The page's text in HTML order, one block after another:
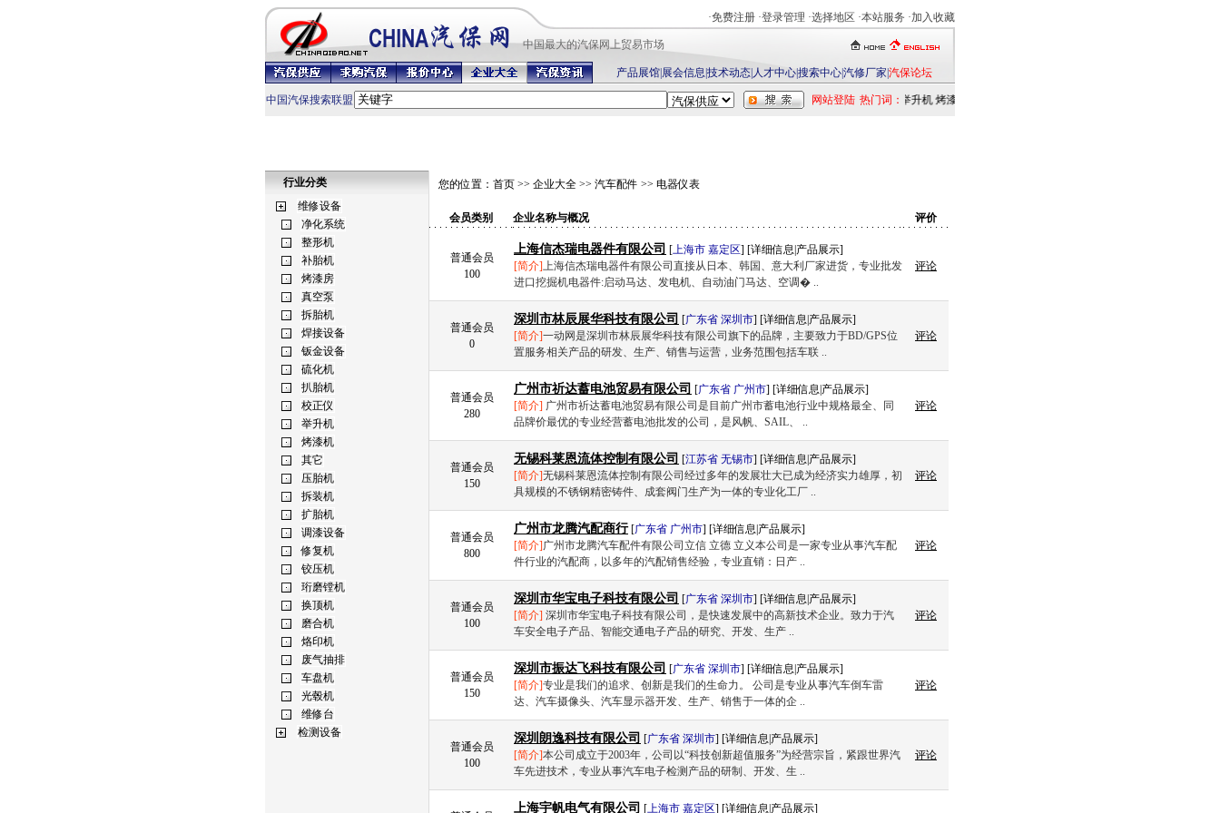
中国最
·免费注册 ·登录管理 ·选择地区 ·本站服务 ·加入收藏
大的汽保网上贸易市场
产品展馆| 展会信息 技术动态| 人才中心|搜索中心|汽修厂家 汽保论坛
中国汽保搜索联盟 网站登陆 热门词：举升机 烤漆房
行业分类 您的位置： 首页 >> 企业大全 >> 汽车配件 >> 电器仪表
会员类别 企业名称与概况 评价
普通会员
100
上海信杰瑞电器件有限公司 [上海市 嘉定区] [详细信息 产品展示]
[简介]上海信杰瑞电器件有限公司直接从日本、韩国、意大利厂家进货，专业批发
进口挖掘机电器件:启动马达、发电机、自动油门马达、空调� ..
评论
普通会员
0
深圳市林辰展华科技有限公司 [广东省 深圳市] [详细信息 产品展示]
[简介]一动网是深圳市林辰展华科技有限公司旗下的品牌，主要致力于BD/GPS位
置服务相关产品的研发、生产、销售与运营，业务范围包括车联 ..
评论
普通会员
280
广州市祈达蓄电池贸易有限公司 [广东省 广州市] [详细信息 产品展示]
[简介] 广州市祈达蓄电池贸易有限公司是目前广州市蓄电池行业中规格最全、同
品牌价最优的专业经营蓄电池批发的公司，是风帆、SAIL、 ..
评论
普通会员
150
无锡科莱恩流体控制有限公司 [江苏省 无锡市] [详细信息 产品展示]
[简介]无锡科莱恩流体控制有限公司经过多年的发展壮大已成为经济实力雄厚，初
具规模的不锈钢精密铸件、成套阀门生产为一体的专业化工厂 ..
评论
普通会员
800
广州市龙腾汽配商行[广东省 广州市] [详细信息 产品展示]
[简介]广州市龙腾汽车配件有限公司立信 立德 立义本公司是一家专业从事汽车配
件行业的汽配商，以多年的汽配销售经验，专业直销：日产 ..
评论
普通会员
100
深圳市华宝电子科技有限公司 [广东省 深圳市] [详细信息 产品展示]
[简介] 深圳市华宝电子科技有限公司，是快速发展中的高新技术企业。致力于汽
车安全电子产品、智能交通电子产品的研究、开发、生产 ..
评论
普通会员
150
深圳市振达飞科技有限公司 [广东省 深圳市] [详细信息 产品展示]
[简介]专业是我们的追求、创新是我们的生命力。 公司是专业从事汽车倒车雷
达、汽车摄像头、汽车显示器开发、生产、销售于一体的企 ..
评论
普通会员
100
深圳朗逸科技有限公司 [广东省 深圳市] [详细信息 产品展示]
[简介]本公司成立于2003年，公司以“科技创新超值服务”为经营宗旨，紧跟世界汽
车先进技术，专业从事汽车电子检测产品的研制、开发、生 ..
评论
上海宇帆电气有限公司 [上海市 嘉定区] [详细信息 产品展示]